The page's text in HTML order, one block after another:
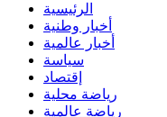
الرئيسية
أخبار وطنية
أخبار عالمية
سياسة
إقتصاد
رياضة محلية
رياضة عالمية